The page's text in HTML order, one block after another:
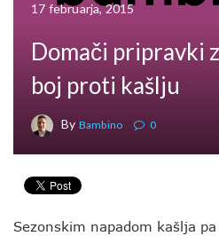
17 februarja, 2015
Domači pripravki
boj proti kašlju
By Bambino 0
Sezonskim napadom kašlja